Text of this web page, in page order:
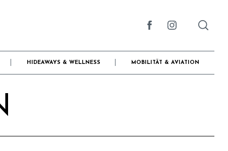
HIDEAWAYS & WELLNESS MOBILITÄT & AVIATION